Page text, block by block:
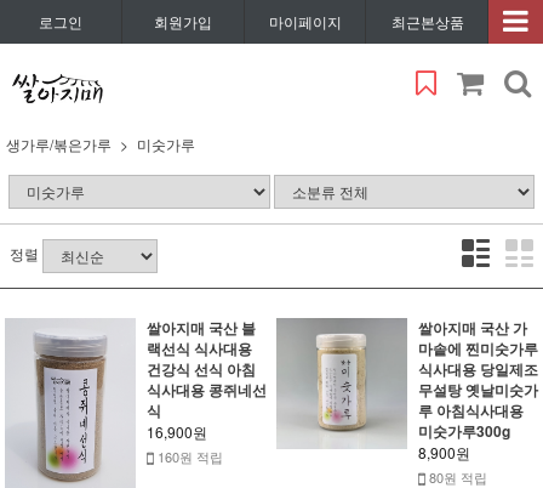
로그인 회원가입 마이페이지 최근본상품
생가루/볶은가루 미숫가루
정렬
쌀아지매 국산 블
랙선식 식사대용
건강식 선식 아침
식사대용 콩쥐네선
식
16,900원
160원 적립
쌀아지매 국산 가
마솥에 찐미숫가루
식사대용 당일제조
무설탕 옛날미숫가
루 아침식사대용
미숫가루300g
8,900원
80원 적립